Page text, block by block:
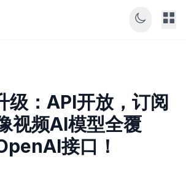
级：API开放，订阅
视频AI模型全覆
接口！